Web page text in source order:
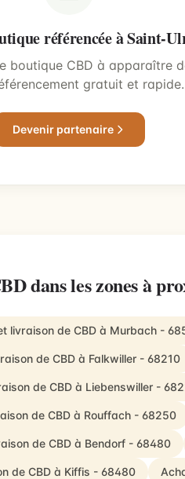
référencée à Saint-
boutique CBD à apparaître
gratuit et rapide.
Devenir partenaire
dans les zones à
livraison de CBD à Murbach -
de CBD à Falkwiller - 68210
de CBD à Liebenswiller -
de CBD à Rouffach - 68250
de CBD à Bendorf - 68480
de CBD à Kiffis - 68480